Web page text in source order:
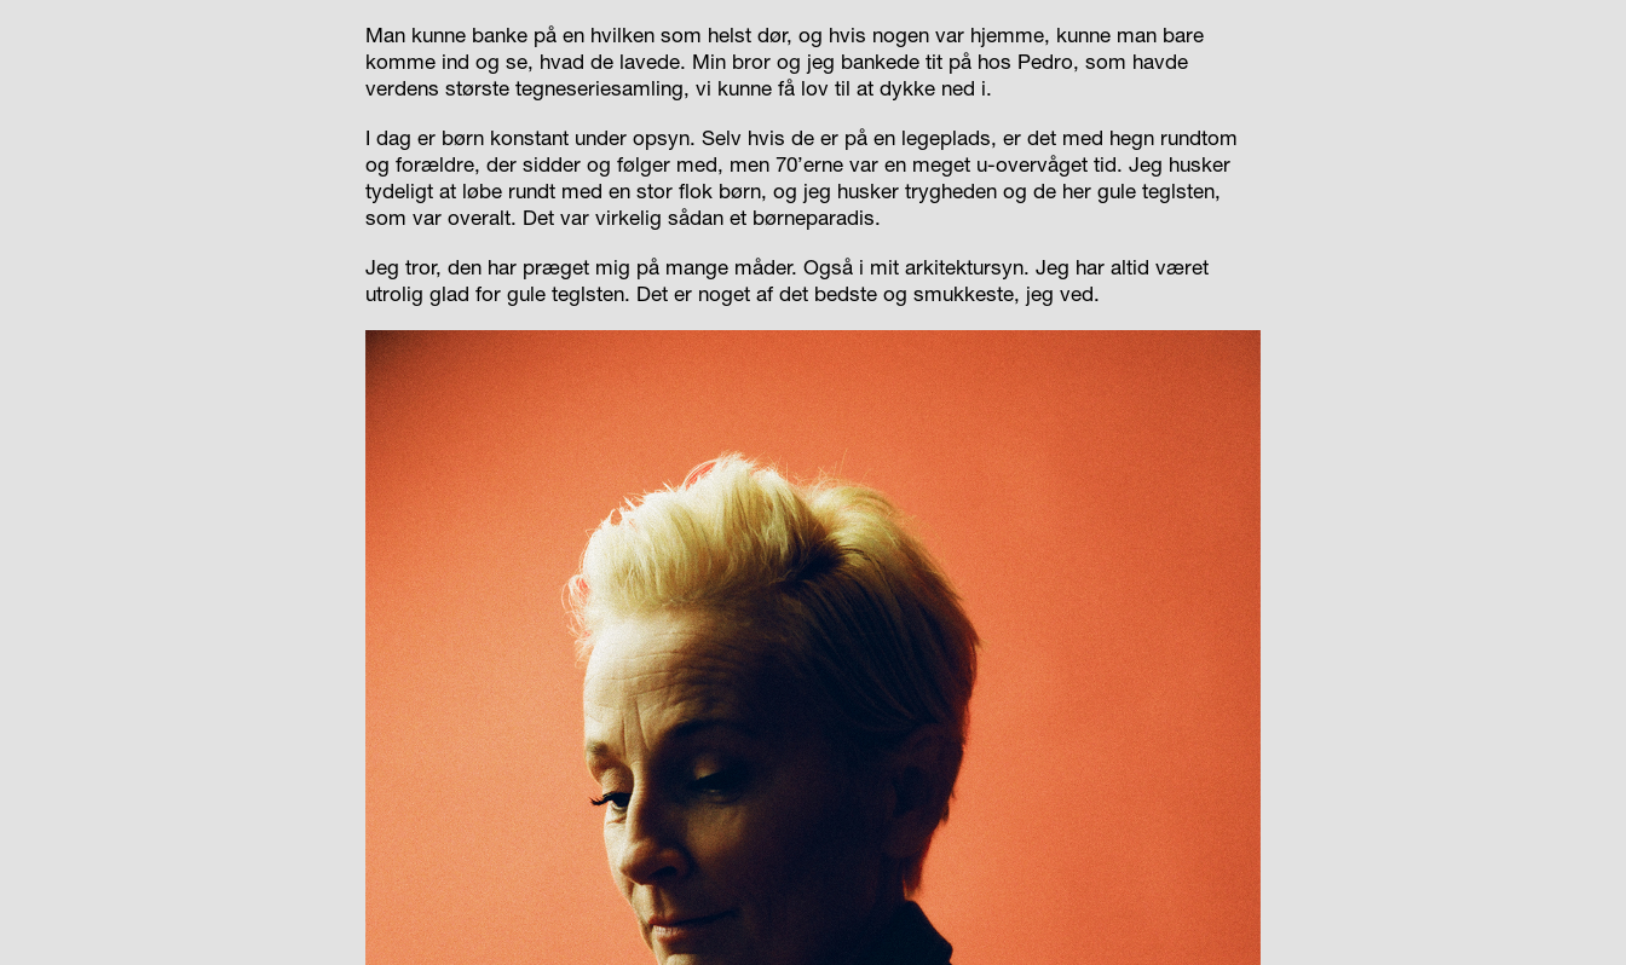
Man kunne banke på en hvilken som helst dør, og hvis nogen var hjemme, kunne man bare
komme ind og se, hvad de lavede. Min bror og jeg bankede tit på hos Pedro, som havde
verdens største tegneseriesamling, vi kunne få lov til at dykke ned i.
I dag er børn konstant under opsyn. Selv hvis de er på en legeplads, er det med hegn rundtom
og forældre, der sidder og følger med, men 70’erne var en meget u-overvåget tid. Jeg husker
tydeligt at løbe rundt med en stor flok børn, og jeg husker trygheden og de her gule teglsten,
som var overalt. Det var virkelig sådan et børneparadis.
Jeg tror, den har præget mig på mange måder. Også i mit arkitektursyn. Jeg har altid været
utrolig glad for gule teglsten. Det er noget af det bedste og smukkeste, jeg ved.